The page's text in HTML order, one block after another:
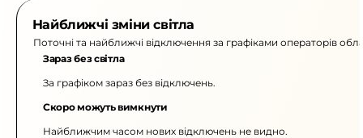
Найближчі зміни світла
Поточні та найближчі відключення за графіками операторів
Зараз без світла
За графіком зараз без відключень.
Скоро можуть вимкнути
Найближчим часом нових відключень не видно.